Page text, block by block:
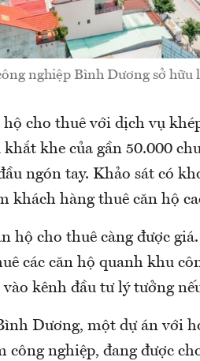
nghiệp Bình Dương sở
hộ cho thuê với dịch vụ
khắt khe của gần 50.000
ngón tay. Khảo sát có
khách hàng thuê căn hộ
hộ cho thuê càng được
các căn hộ quanh khu
kênh đầu tư lý tưởng
Dương, một dự án với
công nghiệp, đang được